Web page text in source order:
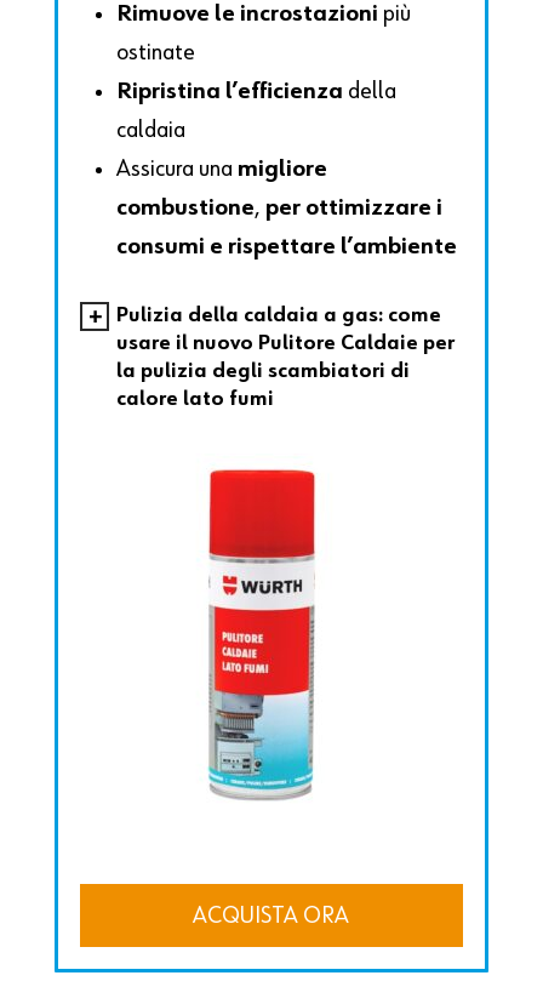
Rimuove le incrostazioni più
ostinate
Ripristina l’efficienza della
caldaia
Assicura una migliore
combustione, per ottimizzare i
consumi e rispettare l’ambiente
Pulizia della caldaia a gas: come
usare il nuovo Pulitore Caldaie per
la pulizia degli scambiatori di
calore lato fumi
ACQUISTA ORA